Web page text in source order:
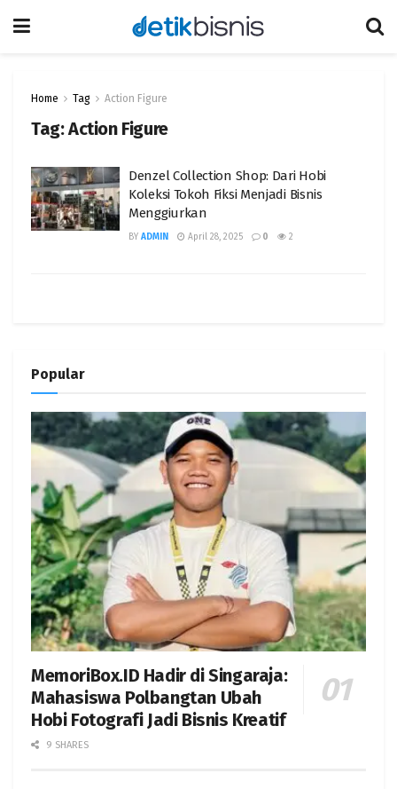
Home Tag Action Figure
Tag:Action Figure
Denzel Collection Shop: Dari Hobi
Koleksi Tokoh Fiksi Menjadi Bisnis
Menggiurkan
BY ADMIN April 28, 2025 0 2
Popular
MemoriBox.ID Hadir di Singaraja:
Mahasiswa Polbangtan Ubah
Hobi Fotografi Jadi Bisnis Kreatif
9 SHARES